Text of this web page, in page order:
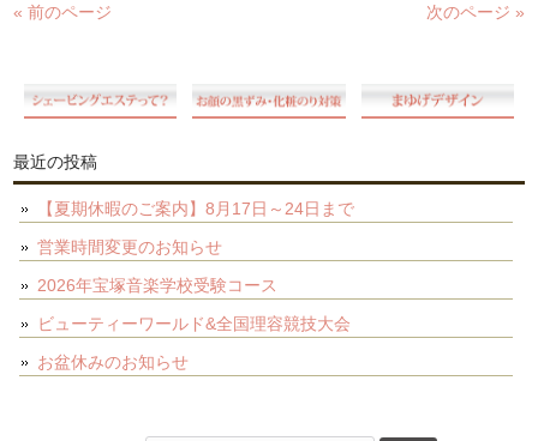
« 前のページ 次のページ »
最近の投稿
【夏期休暇のご案内】8月17日～24日まで
営業時間変更のお知らせ
2026年宝塚音楽学校受験コース
ビューティーワールド&全国理容競技大会
お盆休みのお知らせ